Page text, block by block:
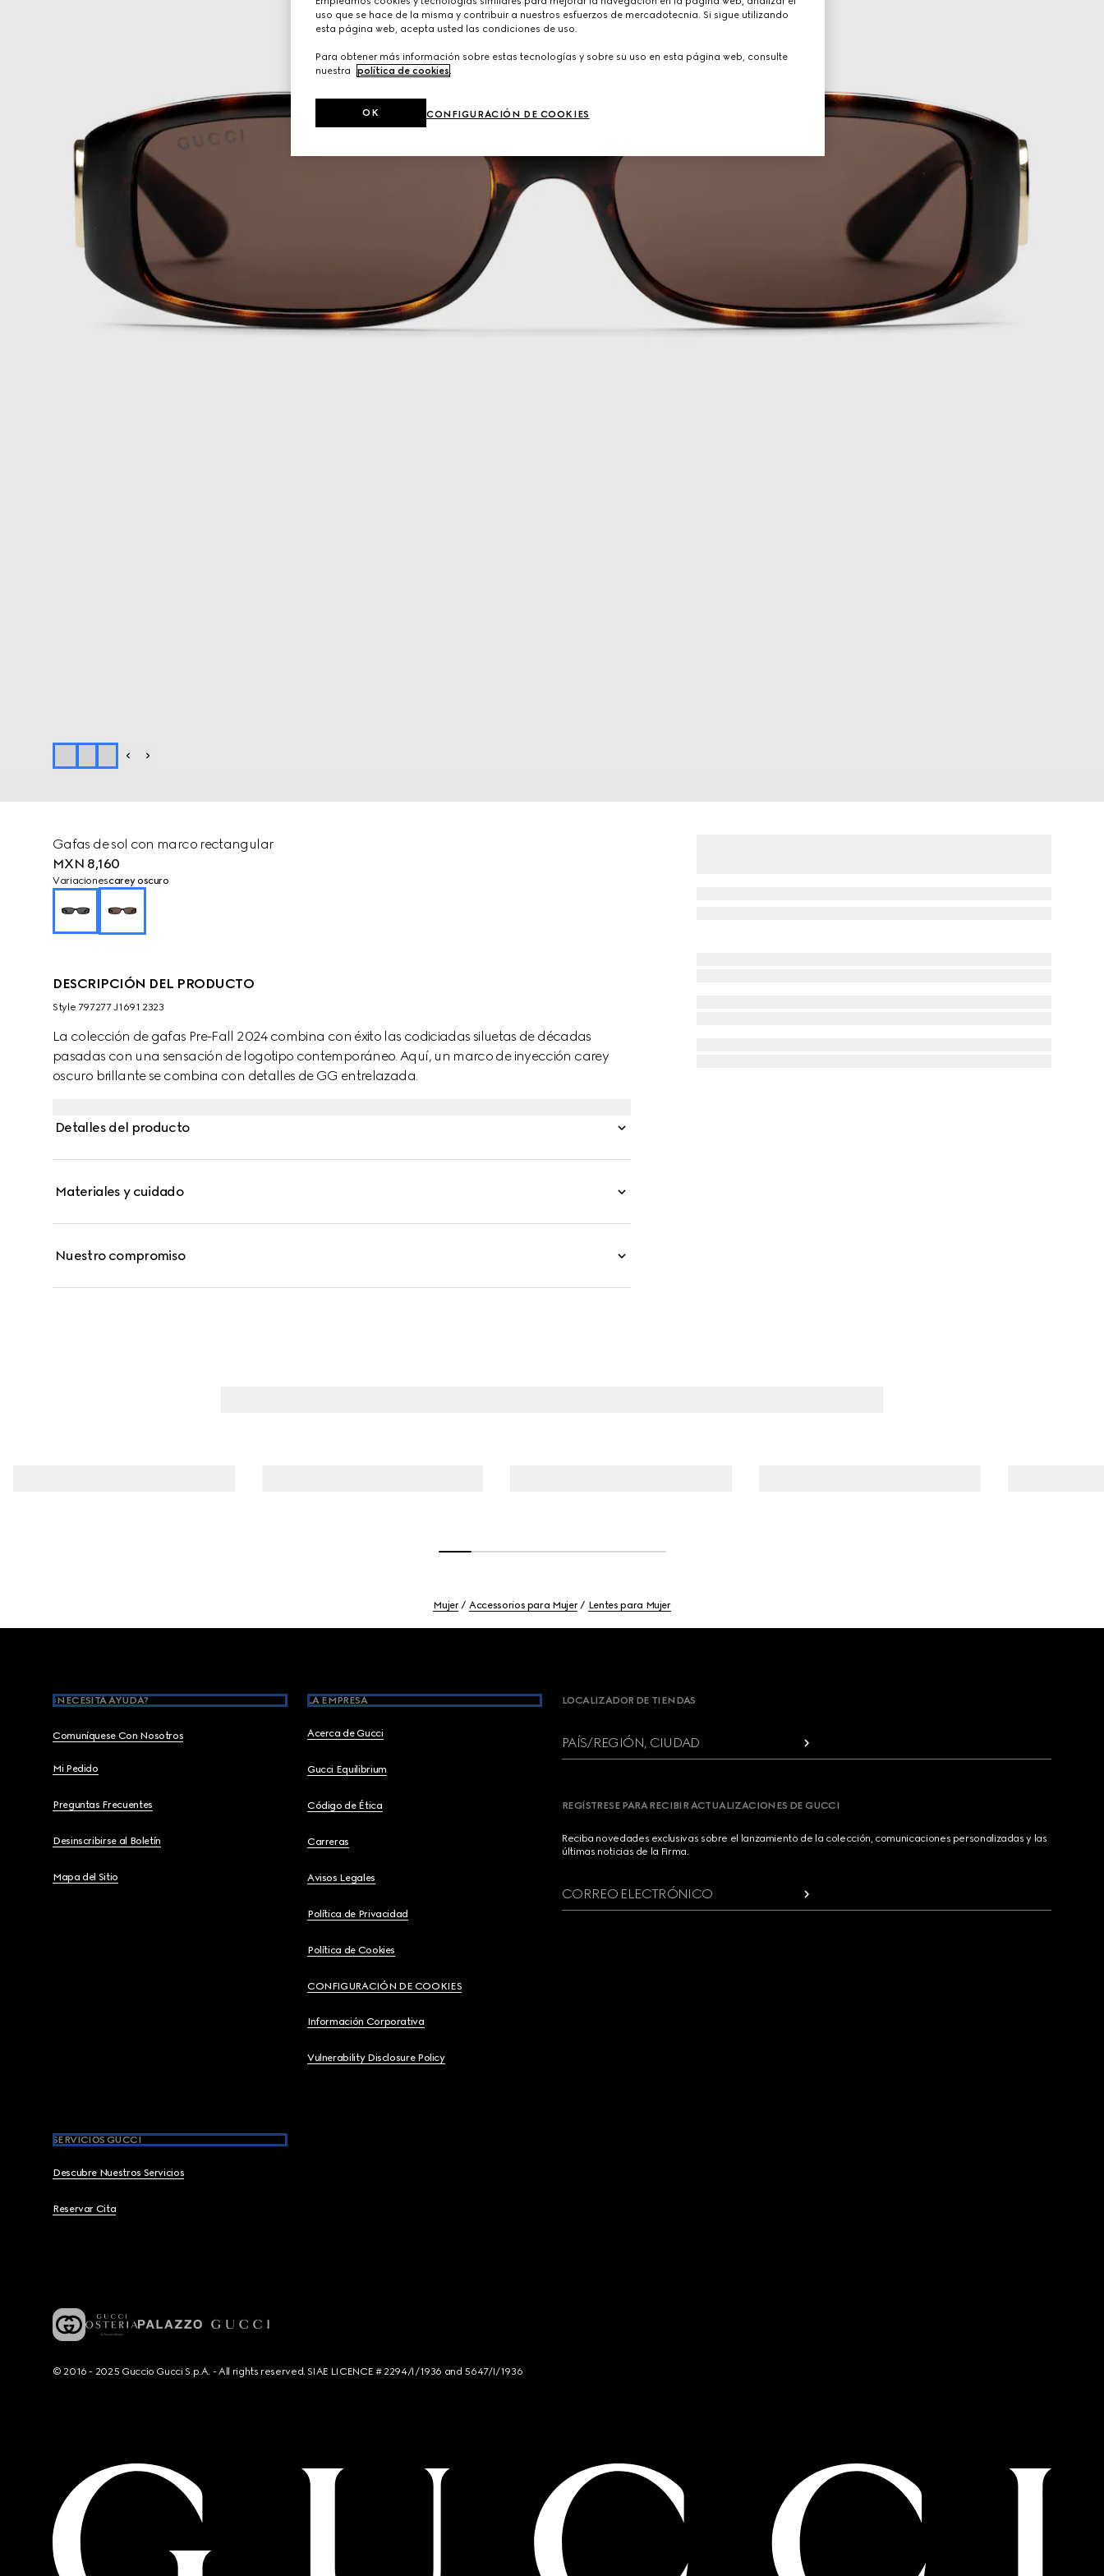
Gafas de sol con marco rectangular
MXN 8,160
Variacionescarey oscuro
DESCRIPCIÓN DEL PRODUCTO
Style ‎797277 J1691 2323
La colección de gafas Pre-Fall 2024 combina con éxito las codiciadas siluetas de décadas
pasadas con una sensación de logotipo contemporáneo. Aquí, un marco de inyección carey
oscuro brillante se combina con detalles de GG entrelazada.
Detalles del producto
Materiales y cuidado
Nuestro compromiso
Mujer Accessorios para Mujer Lentes para Mujer
¿NECESITA AYUDA?
Comuníquese Con Nosotros
Mi Pedido
Preguntas Frecuentes
Desinscribirse al Boletín
Mapa del Sitio
LA EMPRESA
Acerca de Gucci
Gucci Equilibrium
Código de Ética
Carreras
Avisos Legales
Política de Privacidad
Política de Cookies
CONFIGURACIÓN DE COOKIES
Información Corporativa
Vulnerability Disclosure Policy
SERVICIOS GUCCI
Descubre Nuestros Servicios
Reservar Cita
LOCALIZADOR DE TIENDAS
PAÍS/REGIÓN, CIUDAD
REGÍSTRESE PARA RECIBIR ACTUALIZACIONES DE GUCCI
Reciba novedades exclusivas sobre el lanzamiento de la colección, comunicaciones personalizadas y las
últimas noticias de la Firma.
CORREO ELECTRÓNICO
© 2016 - 2025 Guccio Gucci S.p.A. - All rights reserved. SIAE LICENCE # 2294/I/1936 and 5647/I/1936
uso que se hace de la misma y contribuir a nuestros esfuerzos de mercadotecnia. Si sigue utilizando
esta página web, acepta usted las condiciones de uso.
Para obtener más información sobre estas tecnologías y sobre su uso en esta página web, consulte
nuestra
política de cookies.
CONFIGURACIÓN DE COOKIES
OK